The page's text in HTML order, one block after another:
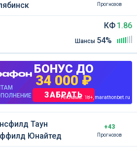
Прогнозов
КФ 1.86
Шансы 54%
БОНУС ДО
34 000 ₽
ЗАБРАТЬ
Реклама. 18+, marathonbet.ru
Таун
Юнайтед
+43
Прогнозов